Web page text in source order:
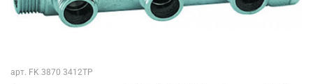
арт. FK 3870 3412TP